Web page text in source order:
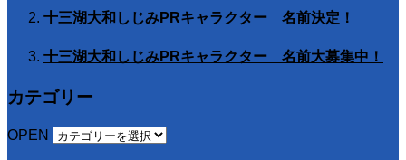
十三湖大和しじみPRキャラクター 名前決定！
十三湖大和しじみPRキャラクター 名前大募集中！
カテゴリー
OPEN